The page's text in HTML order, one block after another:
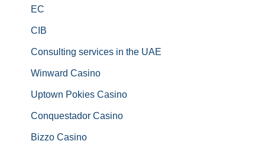
EC
CIB
Consulting services in the UAE
Winward Casino
Uptown Pokies Casino
Conquestador Casino
Bizzo Casino